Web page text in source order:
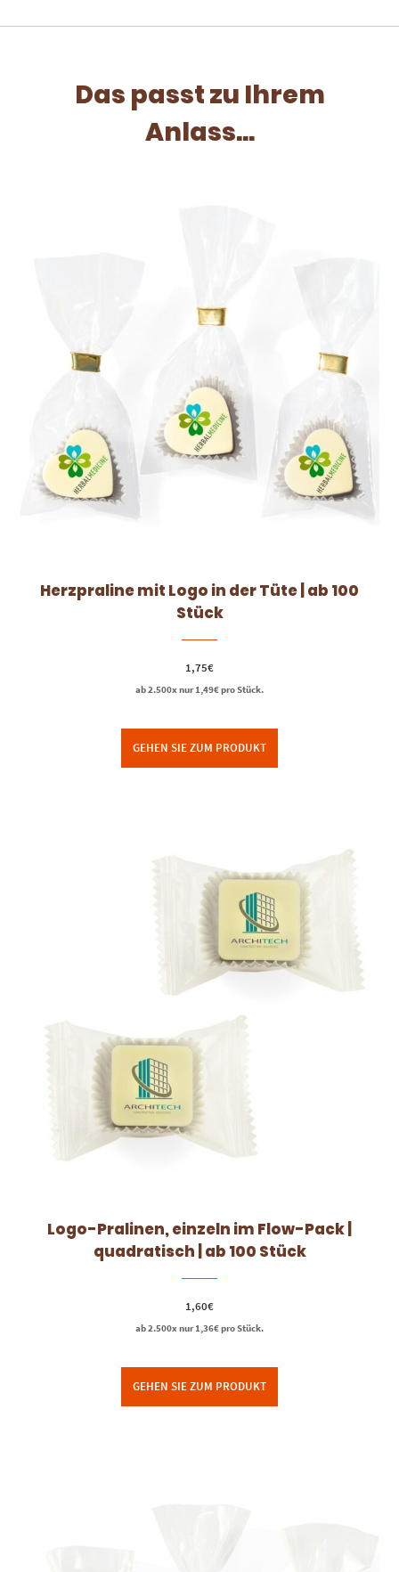
Das passt zu Ihrem
Anlass...
Herzpraline mit Logo in der Tüte | ab 100
Stück
1,75€
ab 2.500x nur1,49€pro Stück.
GEHEN SIE ZUM PRODUKT
Logo-Pralinen, einzeln im Flow-Pack |
quadratisch | ab 100 Stück
1,60€
ab 2.500x nur1,36€pro Stück.
GEHEN SIE ZUM PRODUKT